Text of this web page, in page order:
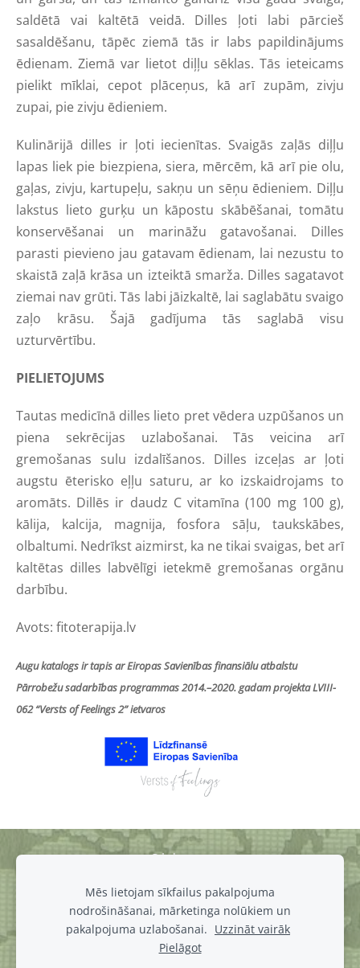
saldētā vai kaltētā veidā. Dilles ļoti labi pārcieš
sasaldēšanu, tāpēc ziemā tās ir labs papildinājums
ēdienam. Ziemā var lietot diļļu sēklas. Tās ieteicams
pielikt mīklai, cepot plāceņus, kā arī zupām, zivju
zupai, pie zivju ēdieniem.
Kulinārijā dilles ir ļoti iecienītas. Svaigās zaļās diļļu
lapas liek pie biezpiena, siera, mērcēm, kā arī pie olu,
gaļas, zivju, kartupeļu, sakņu un sēņu ēdieniem. Diļļu
lakstus lieto gurķu un kāpostu skābēšanai, tomātu
konservēšanai un marināžu gatavošanai. Dilles
parasti pievieno jau gatavam ēdienam, lai nezustu to
skaistā zaļā krāsa un izteiktā smarža. Dilles sagatavot
ziemai nav grūti. Tās labi jāizkaltē, lai saglabātu svaigo
zaļo krāsu. Šajā gadījuma tās saglabā visu
uzturvērtību.
PIELIETOJUMS
Tautas medicīnā dilles lieto pret vēdera uzpūšanos un
piena sekrēcijas uzlabošanai. Tās veicina arī
gremošanas sulu izdalīšanos. Dilles izceļas ar ļoti
augstu ēterisko eļļu saturu, ar ko izskaidrojams to
aromāts. Dillēs ir daudz C vitamīna (100 mg 100 g),
kālija, kalcija, magnija, fosfora sāļu, taukskābes,
olbaltumi. Nedrīkst aizmirst, ka ne tikai svaigas, bet arī
kaltētas dilles labvēlīgi ietekmē gremošanas orgānu
darbību.
Avots: fitoterapija.lv
Augu katalogs ir tapis ar Eiropas Savienības finansiālu atbalstu
Pārrobežu sadarbības programmas 2014.–2020. gadam projekta LVIII-
062 “Versts of Feelings 2” ietvaros
Sīkdatnes
muiza@luznava.lv
+37128686863,+37129390701
Pils iela 8, Lūznava, Lūznavas pagasts, Rēzeknes novads, LV-
4627
Mēs lietojam sīkfailus pakalpojuma
nodrošināšanai, mārketinga nolūkiem un
pakalpojuma uzlabošanai. Uzzināt vairāk
Pielāgot